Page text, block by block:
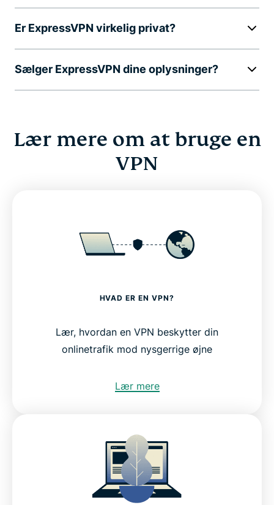
Er ExpressVPN virkelig privat?
Sælger ExpressVPN dine oplysninger?
Lær mere om at bruge en
VPN
HVAD ER EN VPN?
Lær, hvordan en VPN beskytter din
onlinetrafik mod nysgerrige øjne
Lær mere